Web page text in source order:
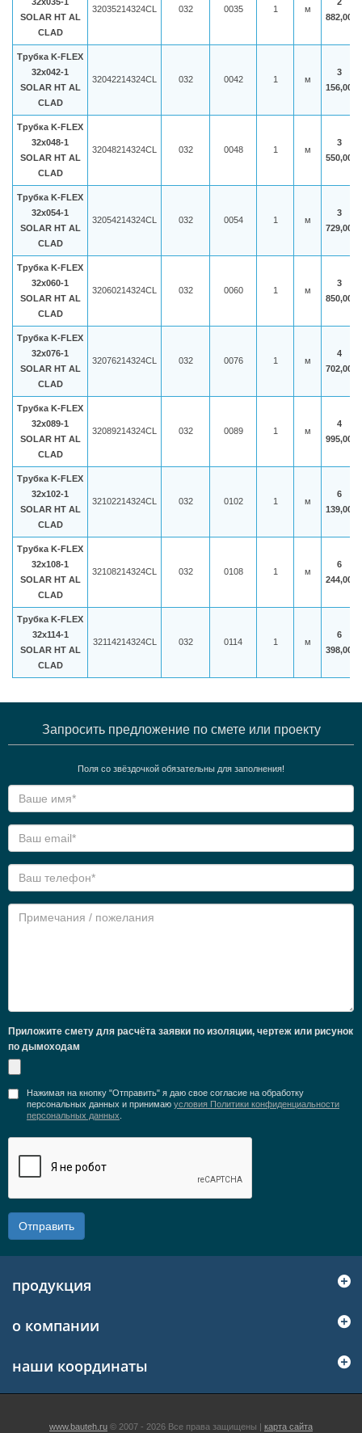
SOLAR HT AL
CLAD
32035214324CL 032 0035 1 м
882,00
Трубка K-FLEX
32x042-1
SOLAR HT AL
CLAD
32042214324CL 032 0042 1 м
3
156,00
Трубка K-FLEX
32x048-1
SOLAR HT AL
CLAD
32048214324CL 032 0048 1 м
3
550,00
Трубка K-FLEX
32x054-1
SOLAR HT AL
CLAD
32054214324CL 032 0054 1 м
3
729,00
Трубка K-FLEX
32x060-1
SOLAR HT AL
CLAD
32060214324CL 032 0060 1 м
3
850,00
Трубка K-FLEX
32x076-1
SOLAR HT AL
CLAD
32076214324CL 032 0076 1 м
4
702,00
Трубка K-FLEX
32x089-1
SOLAR HT AL
CLAD
32089214324CL 032 0089 1 м
4
995,00
Трубка K-FLEX
32x102-1
SOLAR HT AL
CLAD
32102214324CL 032 0102 1 м
6
139,00
Трубка K-FLEX
32x108-1
SOLAR HT AL
CLAD
32108214324CL 032 0108 1 м
6
244,00
Трубка K-FLEX
32x114-1
SOLAR HT AL
CLAD
32114214324CL 032 0114 1 м
6
398,00
Запросить предложение по смете или проекту
Поля со звёздочкой обязательны для заполнения!
Приложите смету для расчёта заявки по изоляции, чертеж или рисунок
по дымоходам
Нажимая на кнопку "Отправить" я даю свое согласие на обработку
персональных данных и принимаю условия Политики конфиденциальности
персональных данных
Отправить
продукция
о компании
наши координаты
www.bauteh.ru © 2007 - 2026 Все права защищены | карта сайта